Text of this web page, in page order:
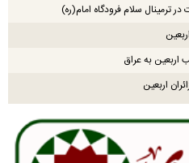
ترمینال سلام فرودگاه امام(ره)
اربعین